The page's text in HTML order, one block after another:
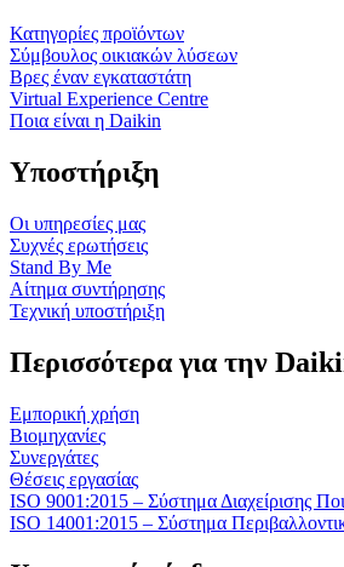
Κατηγορίες προϊόντων
Σύμβουλος οικιακών λύσεων
Βρες έναν εγκαταστάτη
Virtual Experience Centre
Ποια είναι η Daikin
Υποστήριξη
Οι υπηρεσίες μας
Συχνές ερωτήσεις
Stand By Me
Αίτημα συντήρησης
Τεχνική υποστήριξη
Περισσότερα για την
Εμπορική χρήση
Βιομηχανίες
Συνεργάτες
Θέσεις εργασίας
ISO 9001:2015 – Σύστημα Διαχείρισης
ISO 14001:2015 – Σύστημα